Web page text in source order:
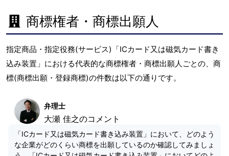
商標権者・商標出願人
指定商品・指定役務(サービス)「ICカード又は磁気カード書き
込み装置」における代表的な商標権者・商標出願人ごとの、商
標(商標出願・登録商標)の件数は以下の通りです。
弁理士
大瀬 佳之のコメント
「ICカード又は磁気カード書き込み装置」において、どのよう
な企業がどのくらい商標を出願しているのか確認してみましょ